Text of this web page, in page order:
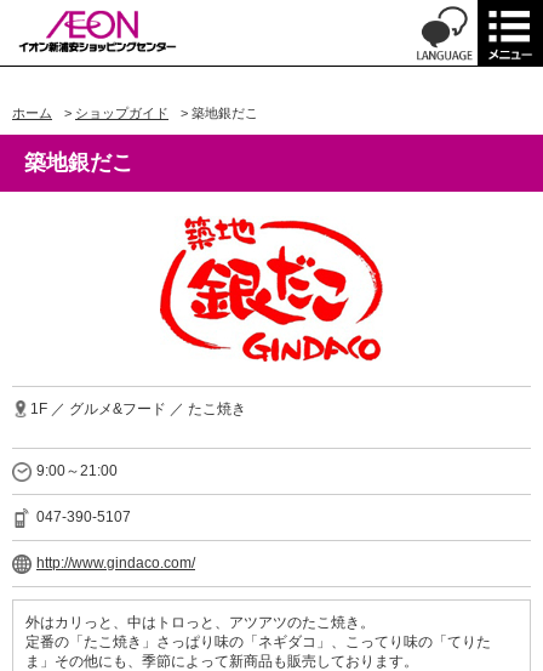
ホーム > ショップガイド > 築地銀だこ
築地銀だこ
1F ／ グルメ&フード ／ たこ焼き
9:00～21:00
047-390-5107
http://www.gindaco.com/
外はカリっと、中はトロっと、アツアツのたこ焼き。
定番の「たこ焼き」さっぱり味の「ネギダコ」、こってり味の「てりた
ま」その他にも、季節によって新商品も販売しております。